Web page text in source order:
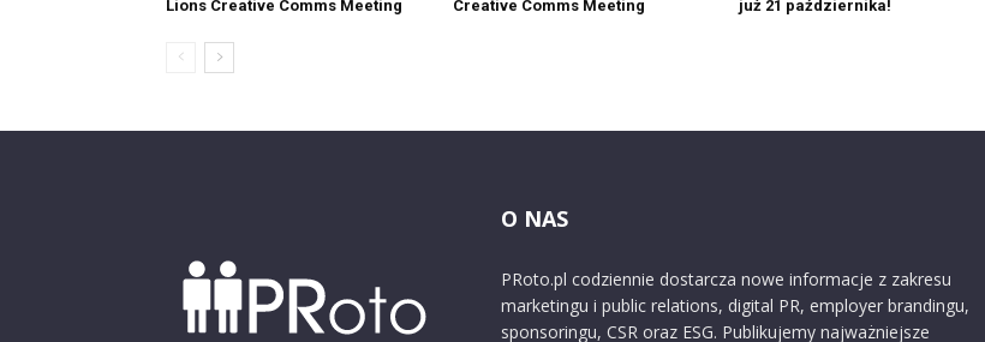
Lions Creative Comms Meeting
Creative Comms Meeting
już 21 października!
O NAS
PRoto.pl codziennie dostarcza nowe informacje z zakresu
marketingu i public relations, digital PR, employer brandingu,
sponsoringu, CSR oraz ESG. Publikujemy najważniejsze